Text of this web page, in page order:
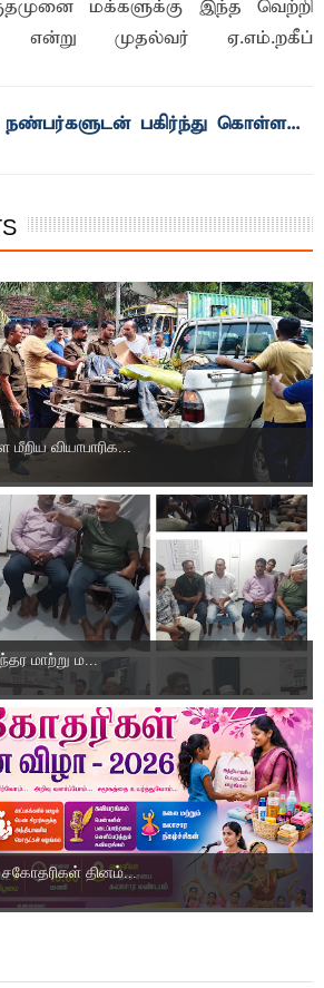
மக்களுக்கு இந்த வெற்றி
என்று முதல்வர் ஏ.எம்.றகீப்
மீறிய வியாபாரிக...
மாற்று ம...
சகோதரிகள் தினம்...